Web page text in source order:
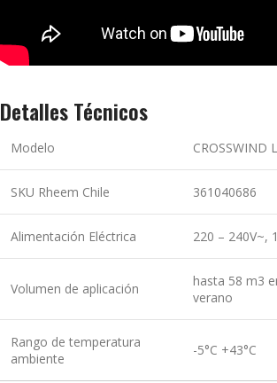
Detalles Técnicos
Modelo CROSSWIND
SKU Rheem Chile 361040686
Alimentación Eléctrica 220 – 240V~,
Volumen de aplicación
hasta 58 m3
verano
Rango de temperatura
ambiente
-5°C +43°C